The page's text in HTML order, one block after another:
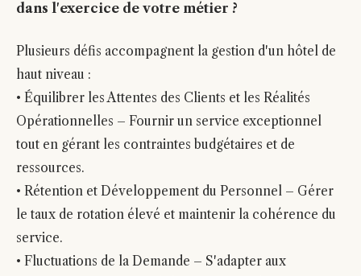
dans l'exercice de votre métier ?
Plusieurs défis accompagnent la gestion d'un hôtel de
haut niveau :
• Équilibrer les Attentes des Clients et les Réalités
Opérationnelles – Fournir un service exceptionnel
tout en gérant les contraintes budgétaires et de
ressources.
• Rétention et Développement du Personnel – Gérer
le taux de rotation élevé et maintenir la cohérence du
service.
• Fluctuations de la Demande – S'adapter aux